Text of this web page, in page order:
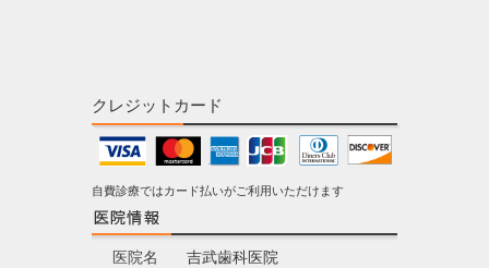
クレジットカード
自費診療ではカード払いがご利用いただけます
医院名 吉武歯科医院